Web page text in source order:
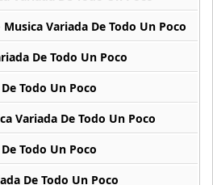
Musica Variada De Todo Un Poco
De Todo Un Poco
Todo Un Poco
Variada De Todo Un Poco
Todo Un Poco
De Todo Un Poco